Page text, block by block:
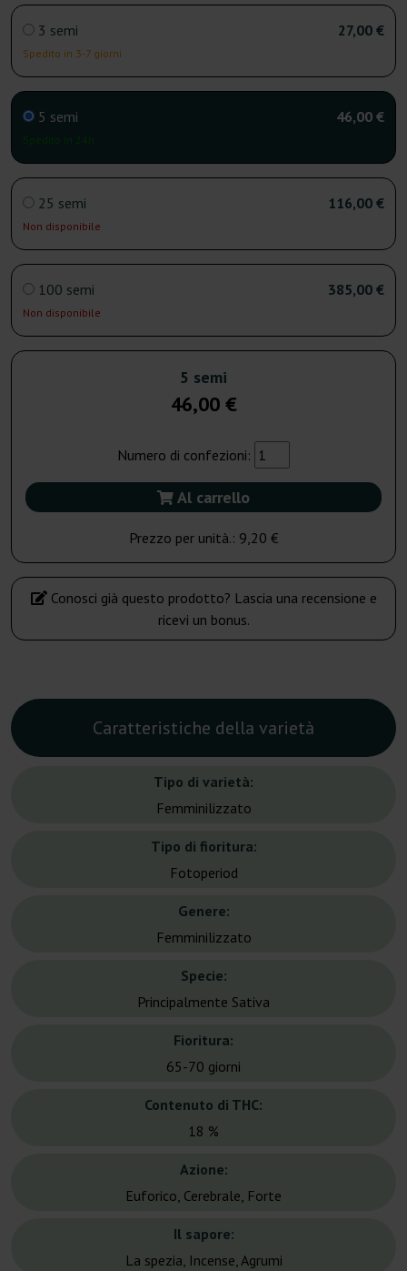
3 semi
Spedito in 3-7 giorni
27,00 €
5 semi 46,00 €
25 semi
Non disponibile
116,00 €
100 semi
Non disponibile
385,00 €
5 semi
46,00 €
Numero di confezioni:
Al carrello
Prezzo per unità.: 9,20 €
Conosci già questo prodotto? Lascia una recensione e
ricevi un bonus.
Caratteristiche della varietà
Tipo di varietà:
Femminilizzato
Tipo di fioritura:
Fotoperiod
Genere:
Femminilizzato
Specie:
Principalmente Sativa
Fioritura:
65-70 giorni
Contenuto di THC:
18 %
Azione:
Euforico, Cerebrale, Forte
Il sapore:
La spezia, Incense, Agrumi